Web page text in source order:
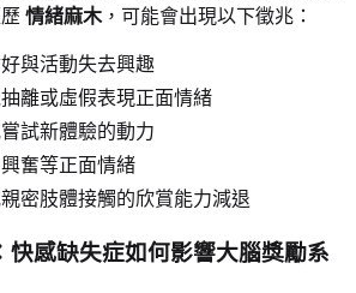
情緒麻木，可能會出現以下徵兆：
與活動失去興趣
離或虛假表現正面情緒
試新體驗的動力
奮等正面情緒
密肢體接觸的欣賞能力減退
快感缺失症如何影響大腦獎勵系